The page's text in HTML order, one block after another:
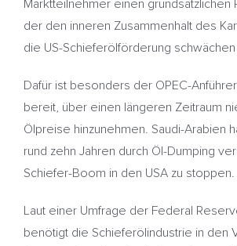
Marktteilnehmer einen grundsätzlichen
der den inneren Zusammenhalt des
die US-Schieferölförderung
Dafür ist besonders der OPEC-
bereit, über einen längeren Zeitraum
Ölpreise hinzunehmen. Saudi-Arabien
rund zehn Jahren durch Öl-Dumping
Schiefer-Boom in den USA zu stoppen.
Laut einer Umfrage der Federal
benötigt die Schieferölindustrie in den